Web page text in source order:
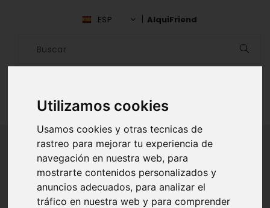
Utilizamos cookies
Usamos cookies y otras tecnicas de
rastreo para mejorar tu experiencia de
navegación en nuestra web, para
mostrarte contenidos personalizados y
anuncios adecuados, para analizar el
tráfico en nuestra web y para comprender
ESP AlquiFriend
ALQUILAR AMIGO
Inicio Amigos La Coruña Sarah Carames